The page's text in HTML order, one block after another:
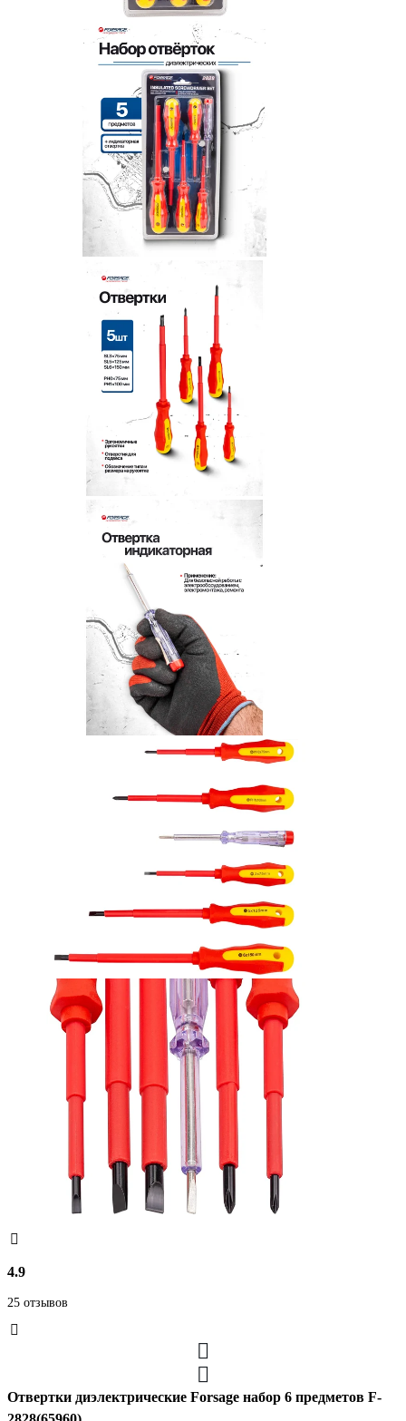
4.9
25 отзывов
Отвертки диэлектрические Forsage набор 6 предметов F-